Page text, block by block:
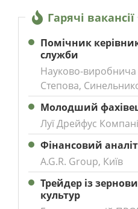
Гарячі вакансії
Помічник
служби
Науково-виробнича
Степова,
Молодший
Луї Дрейфус
Фінансовий
A.G.R. Group, Київ
Трейдер із
культур